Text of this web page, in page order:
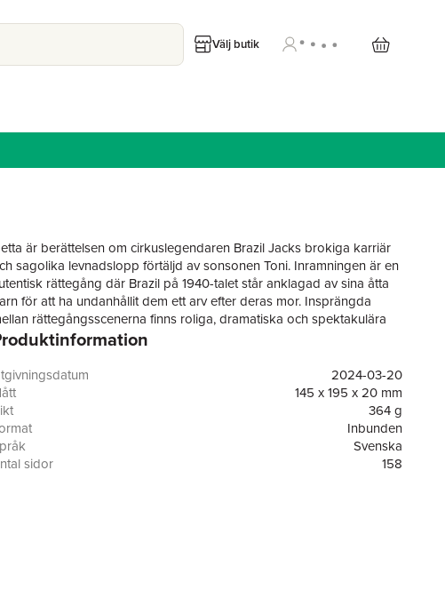
Välj butik
är berättelsen om cirkuslegendaren Brazil Jacks brokiga karriär
sagolika levnadslopp förtäljd av sonsonen Toni. Inramningen är en
rättegång där Brazil på 1940-talet står anklagad av sina åtta
för att ha undanhållit dem ett arv efter deras mor. Insprängda
rättegångsscenerna finns roliga, dramatiska och spektakulära
ur Brazil Jacks färgstarka liv.
2024-03-20
145 x 195 x 20 mm
364 g
Inbunden
Svenska
sidor
158